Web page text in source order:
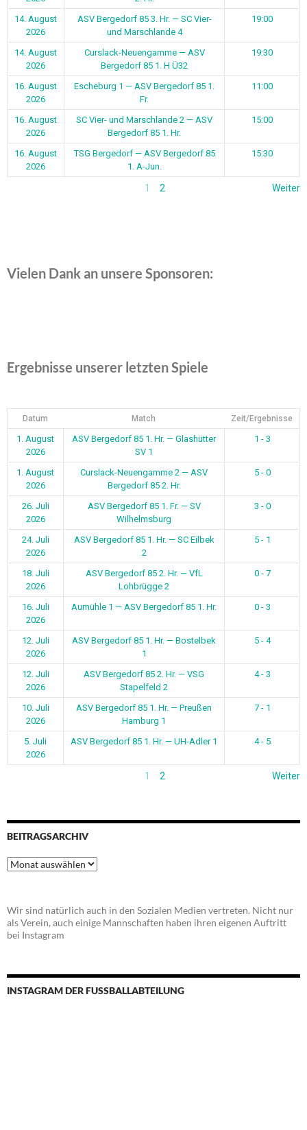
14. August
2026
ASV Bergedorf 85 3. Hr. — SC Vier-
und Marschlande 4
19:00
14. August
2026
Curslack-Neuengamme — ASV
Bergedorf 85 1. H Ü32
19:30
16. August
2026
Escheburg 1 — ASV Bergedorf 85 1.
Fr.
11:00
16. August
2026
SC Vier- und Marschlande 2 — ASV
Bergedorf 85 1. Hr.
15:00
16. August
2026
TSG Bergedorf — ASV Bergedorf 85
1. A-Jun.
15:30
1 2 Weiter
Vielen Dank an unsere Sponsoren:
Ergebnisse unserer letzten Spiele
Datum Match Zeit/Ergebnisse
1. August
2026
ASV Bergedorf 85 1. Hr. — Glashütter
SV 1
1 - 3
1. August
2026
Curslack-Neuengamme 2 — ASV
Bergedorf 85 2. Hr.
5 - 0
26. Juli
2026
ASV Bergedorf 85 1. Fr. — SV
Wilhelmsburg
3 - 0
24. Juli
2026
ASV Bergedorf 85 1. Hr. — SC Eilbek
2
5 - 1
18. Juli
2026
ASV Bergedorf 85 2. Hr. — VfL
Lohbrügge 2
0 - 7
16. Juli
2026
Aumühle 1 — ASV Bergedorf 85 1. Hr. 0 - 3
12. Juli
2026
ASV Bergedorf 85 1. Hr. — Bostelbek
1
5 - 4
12. Juli
2026
ASV Bergedorf 85 2. Hr. — VSG
Stapelfeld 2
4 - 3
10. Juli
2026
ASV Bergedorf 85 1. Hr. — Preußen
Hamburg 1
7 - 1
5. Juli
2026
ASV Bergedorf 85 1. Hr. — UH-Adler 1 4 - 5
1 2 Weiter
BEITRAGSARCHIV
Beitragsarchiv
Wir sind natürlich auch in den Sozialen Medien vertreten. Nicht nur
als Verein, auch einige Mannschaften haben ihren eigenen Auftritt
bei Instagram
INSTAGRAM DER FUSSBALLABTEILUNG